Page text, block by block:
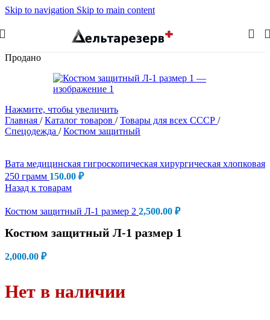
Skip to navigation Skip to main content
Продано
Нажмите, чтобы увеличить
Главная / Каталог товаров / Товары для всех СССР /
Спецодежда / Костюм защитный
Вата медицинская гигроскопическая хирургическая хлопковая
250 грамм 150.00 ₽
Назад к товарам
Костюм защитный Л-1 размер 2 2,500.00 ₽
Костюм защитный Л-1 размер 1
2,000.00 ₽
Нет в наличии